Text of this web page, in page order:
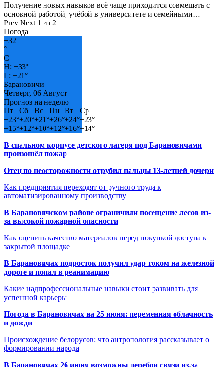
Получение новых навыков всё чаще приходится совмещать с
основной работой, учёбой в университете и семейными…
Prev Next 1 из 2
Погода
+32
°
C
H: +33°
L: +21°
Барановичи
Четверг, 06 Август
Прогноз на неделю
Пт
Сб Вс Пн Вт
Ср
+23°+20°+21°+26°+24°+23°
+15°+12°+10°+12°+16°+14°
В спальном корпусе детского лагеря под Барановичами
произошёл пожар
Отец по неосторожности отрубил пальцы 13-летней дочери
Как предприятия переходят от ручного труда к
автоматизированному производству
В Барановичском районе ограничили посещение лесов из-
за высокой пожарной опасности
Как оценить качество материалов перед покупкой доступа к
закрытой площадке
В Барановичах подросток получил удар током на железной
дороге и попал в реанимацию
Какие надпрофессиональные навыки стоит развивать для
успешной карьеры
Погода в Барановичах на 25 июня: переменная облачность
и дожди
Происхождение белорусов: что антропология рассказывает о
формировании народа
В Барановичах 26 июня возможны перебои связи из-за